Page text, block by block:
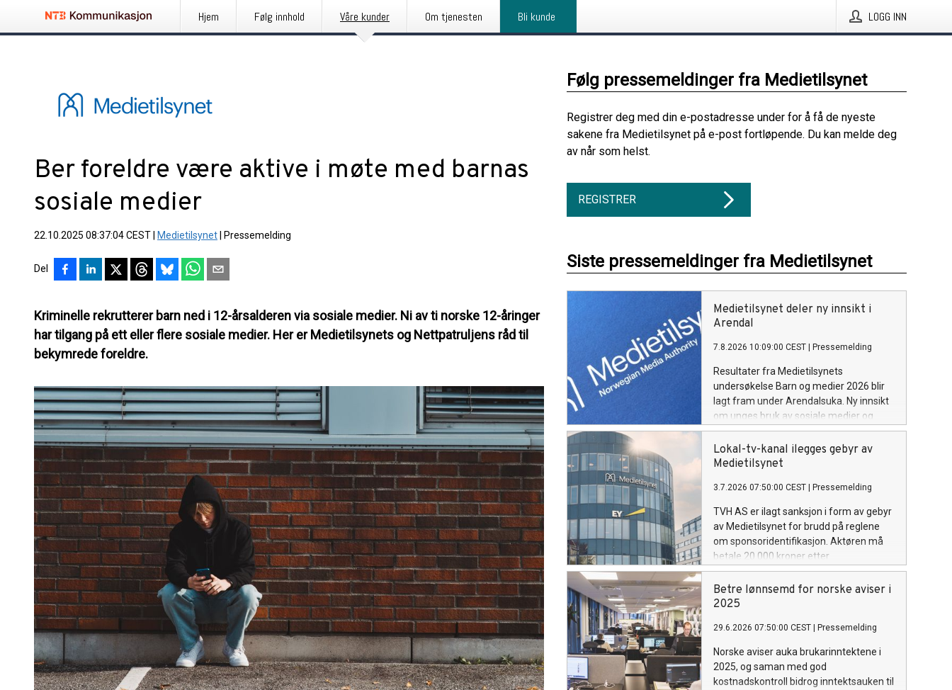
Hjem Følg innhold Våre kunder Om tjenesten Bli kunde LOGG INN
Ber foreldre være aktive i møte med barnas
sosiale medier
22.10.2025 08:37:04 CEST Medietilsynet Pressemelding
Del
Kriminelle rekrutterer barn ned i 12-årsalderen via sosiale medier. Ni av ti norske 12-åringer
har tilgang på ett eller flere sosiale medier. Her er Medietilsynets og Nettpatruljens råd til
bekymrede foreldre.
Følg pressemeldinger fra Medietilsynet
Registrer deg med din e-postadresse under for å få de nyeste
sakene fra Medietilsynet på e-post fortløpende. Du kan melde deg
av når som helst.
REGISTRER
Siste pressemeldinger fra Medietilsynet
Medietilsynet deler ny innsikt i
Arendal
7.8.2026 10:09:00 CEST Pressemelding
Resultater fra Medietilsynets
undersøkelse Barn og medier 2026 blir
lagt fram under Arendalsuka. Ny innsikt
om unges bruk av sosiale medier og
nordmenns nyhetsvaner blir også
presentert i Arendal.
Lokal-tv-kanal ilegges gebyr av
Medietilsynet
3.7.2026 07:50:00 CEST Pressemelding
TVH AS er ilagt sanksjon i form av gebyr
av Medietilsynet for brudd på reglene
om sponsoridentifikasjon. Aktøren må
betale 20 000 kroner etter
regelbruddene.
Betre lønnsemd for norske aviser i
2025
29.6.2026 07:50:00 CEST Pressemelding
Norske aviser auka brukarinntektene i
2025, og saman med god
kostnadskontroll bidrog inntektsauken til